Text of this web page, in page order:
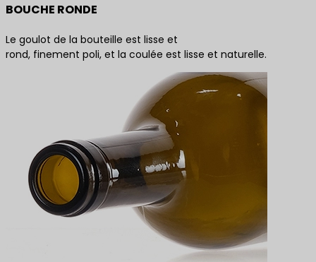
BOUCHE RONDE
Le goulot de la bouteille est lisse et
rond, finement poli, et la coulée est lisse et naturelle.